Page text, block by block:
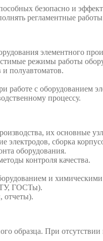
безопасно и
регламентные
элементного
режимы работы
полуавтоматов.
работе с оборудованием
процессу.
их основные
сборка
оборудования.
контроля качества.
и
ТУ, ГОСТы).
отчеты).
образца. При